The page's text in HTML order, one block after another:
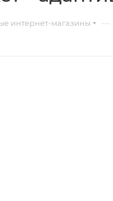
интернет-магазины —